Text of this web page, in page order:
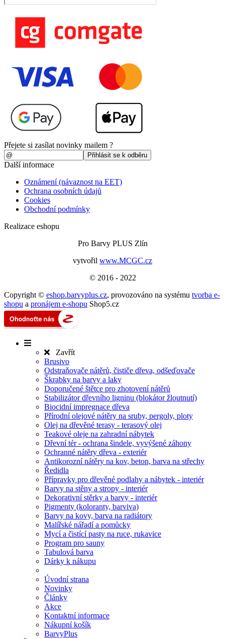
Přejete si zasílat novinky mailem ?
Další informace
Oznámení (návaznost na EET)
Ochrana osobních údajů
Cookies
Obchodní podmínky
Realizace eshopu
Pro Barvy PLUS Zlín
vytvořil www.MCGC.cz
© 2016 - 2022
Copyright © eshop.barvyplus.cz, provozováno na systému tvorba e-
shopu a pronájem e-shopu Shop5.cz
Zavřít
Brusivo
Odstraňovače nátěrů, čističe dřeva, odšeďovače
Škrabky na barvy a laky
Doporučené štětce pro zhotovení nátěrů
Stabilizátor dřevního ligninu (blokátor žloutnutí)
Biocidní impregnace dřeva
Přírodní olejové nátěry na sruby, pergoly, ploty
Olej na dřevěné terasy - terasový olej
Teakové oleje na zahradní nábytek
Dřevní tér - ochrana šindele, vyvýšené záhony
Ochranné nátěry dřeva - exteriér
Antikorozní nátěry na kov, beton, barva na střechy
Ředidla
Přípravky pro dřevěné podlahy a nábytek - interiér
Barvy na stěny a stropy - interiér
Dekorativní stěrky a barvy - interiér
Pigmenty (koloranty, barviva)
Barvy na kovy, barva na radiátory
Malířské nářadí a pomůcky
Mycí a čistící pasty na ruce, rukavice
Program pro sauny
Tabulová barva
Dárky k nákupu
Úvodní strana
Novinky
Články
Akce
Kontaktní informace
Nákupní košík
BarvyPlus